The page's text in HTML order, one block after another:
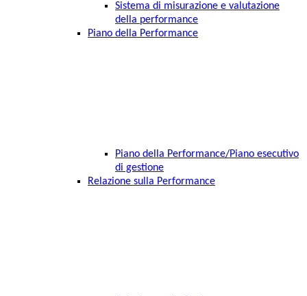
Sistema di misurazione e valutazione
della performance
Piano della Performance
Piano della Performance/Piano esecutivo
di gestione
Relazione sulla Performance